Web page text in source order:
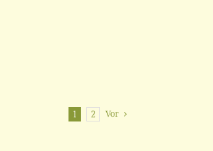
1 2 Vor